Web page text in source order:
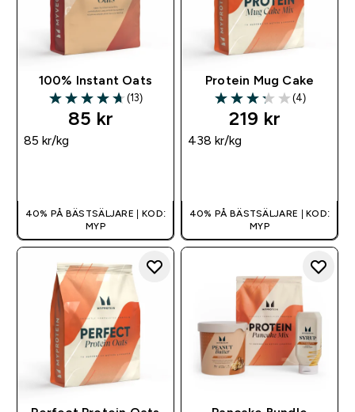
100% Instant Oats
4.69 out of 5 stars
(13)
85 kr‎
85 kr‎/kg
40% PÅ BÄSTSÄLJARE | KOD:
MYP
Protein Mug Cake
3.25 out of 5 stars
(4)
219 kr‎
438 kr‎/kg
40% PÅ BÄSTSÄLJARE | KOD:
MYP